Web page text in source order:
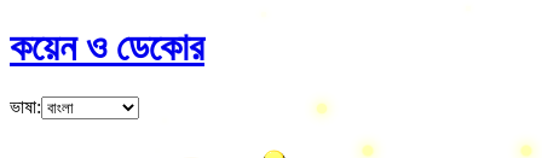
কয়েন ও ডেকোর
ভাষা: